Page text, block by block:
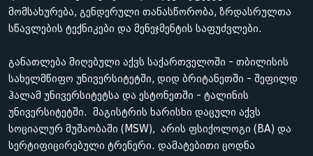
მომსახურება, გენდერული თანასწორობა, ზრდასრულთა
სწავლების ტექნიკები და მენეჯმენტის საფუძვლები.
განათლება მიღებული აქვს საქართველოში - თბილისის
სახელმწიფო უნივერსიტეტში, დიდ ბრიტანეთში - შეფილდ
ჰალამ უნივერსიტეტსა და ესტონეთში - ტალინის
უნივერსიტეტში. მაგისტრის ხარისხი დაცული აქვს
სოციალურ მუშაობაში (MSW), არის ფსიქოლოგი (BA) და
სერტიფიცირებული ტრენერი. დამატებითი ცოდნა